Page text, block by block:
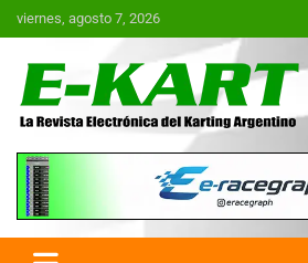
Saltar
al
viernes, agosto 7, 2026
E-Kart.com.ar | La
Electrónica del
Argentina